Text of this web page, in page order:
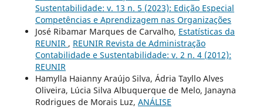
Sustentabilidade: v. 13 n. 5 (2023): Edição Especial
Competências e Aprendizagem nas Organizações
José Ribamar Marques de Carvalho, Estatísticas da
REUNIR , REUNIR Revista de Administração
Contabilidade e Sustentabilidade: v. 2 n. 4 (2012):
REUNIR
Hamylla Haianny Araújo Silva, Ádria Tayllo Alves
Oliveira, Lúcia Silva Albuquerque de Melo, Janayna
Rodrigues de Morais Luz, ANÁLISE